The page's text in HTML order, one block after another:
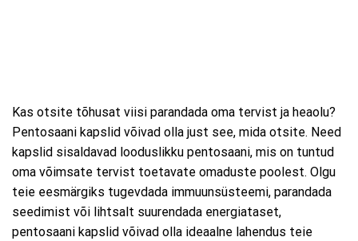
Kas otsite tõhusat viisi parandada oma tervist ja heaolu?
Pentosaani kapslid võivad olla just see, mida otsite. Need
kapslid sisaldavad looduslikku pentosaani, mis on tuntud
oma võimsate tervist toetavate omaduste poolest. Olgu
teie eesmärgiks tugevdada immuunsüsteemi, parandada
seedimist või lihtsalt suurendada energiataset,
pentosaani kapslid võivad olla ideaalne lahendus teie